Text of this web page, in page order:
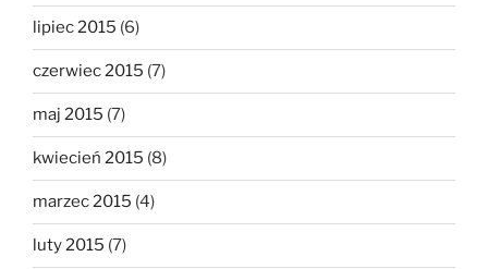
lipiec 2015 (6)
czerwiec 2015 (7)
maj 2015 (7)
kwiecień 2015 (8)
marzec 2015 (4)
luty 2015 (7)